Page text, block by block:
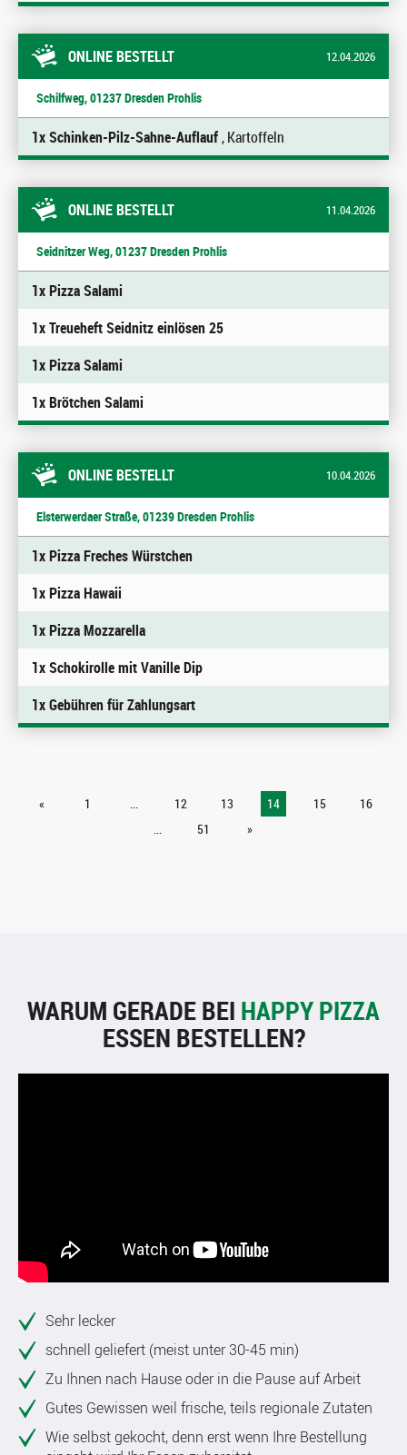
ONLINE BESTELLT 12.04.2026
Schilfweg, 01237 Dresden Prohlis
1x Schinken-Pilz-Sahne-Auflauf, Kartoffeln
ONLINE BESTELLT 11.04.2026
Seidnitzer Weg, 01237 Dresden Prohlis
1x Pizza Salami
1x Treueheft Seidnitz einlösen 25
1x Pizza Salami
1x Brötchen Salami
ONLINE BESTELLT 10.04.2026
Elsterwerdaer Straße, 01239 Dresden Prohlis
1x Pizza Freches Würstchen
1x Pizza Hawaii
1x Pizza Mozzarella
1x Schokirolle mit Vanille Dip
1x Gebühren für Zahlungsart
« 1 ... 12 13 14 15
16
...
51 »
WARUM GERADE BEI HAPPY PIZZA
ESSEN BESTELLEN?
Sehr lecker
schnell geliefert (meist unter 30-45 min)
Zu Ihnen nach Hause oder in die Pause auf Arbeit
Gutes Gewissen weil frische, teils regionale Zutaten
Wie selbst gekocht, denn erst wenn Ihre Bestellung